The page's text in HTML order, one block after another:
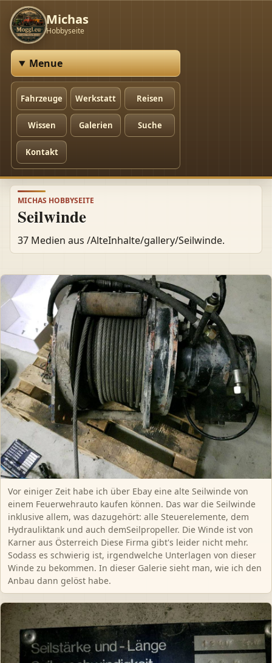
Michas
Hobbyseite
Menue
Fahrzeuge Werkstatt Reisen
Wissen Galerien Suche
Kontakt
MICHAS HOBBYSEITE
Seilwinde
37 Medien aus /AlteInhalte/gallery/Seilwinde.
Vor einiger Zeit habe ich über Ebay eine alte Seilwinde von
einem Feuerwehrauto kaufen können. Das war die Seilwinde
inklusive allem, was dazugehört: alle Steuerelemente, dem
Hydrauliktank und auch demSeilpropeller. Die Winde ist von
Karner aus Österreich Diese Firma gibt's leider nicht mehr.
Sodass es schwierig ist, irgendwelche Unterlagen von dieser
Winde zu bekommen. In dieser Galerie sieht man, wie ich den
Anbau dann gelöst habe.